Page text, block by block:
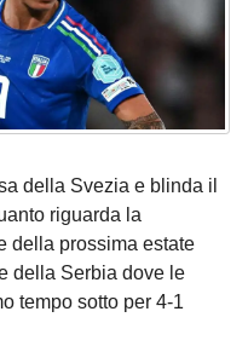
della Svezia e blinda il
riguarda la
della prossima estate
della Serbia dove le
tempo sotto per 4-1